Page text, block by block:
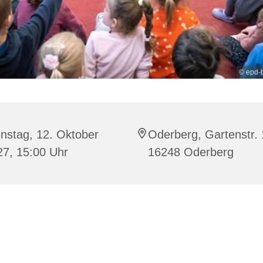
© epd-
12. Oktober
15:00 Uhr
Oderberg, Gartenstr.
16248 Oderberg